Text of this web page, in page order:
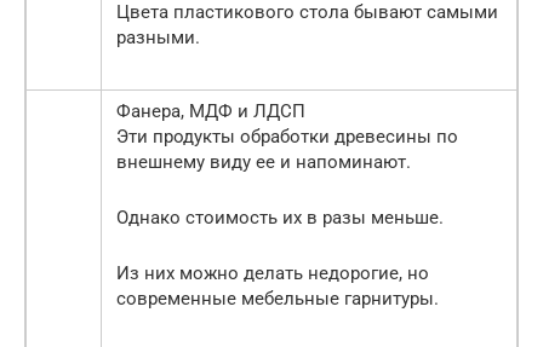
Цвета пластикового стола бывают самыми
разными.
Фанера, МДФ и ЛДСП
Эти продукты обработки древесины по
внешнему виду ее и напоминают.
Однако стоимость их в разы меньше.
Из них можно делать недорогие, но
современные мебельные гарнитуры.